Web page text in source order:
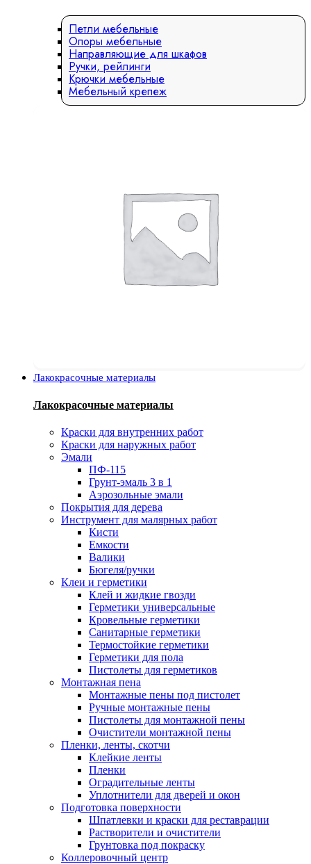
Петли мебельные
Опоры мебельные
Направляющие для шкафов
Ручки, рейлинги
Крючки мебельные
Мебельный крепеж
Лакокрасочные материалы
Лакокрасочные материалы
Краски для внутренних работ
Краски для наружных работ
Эмали
ПФ-115
Грунт-эмаль 3 в 1
Аэрозольные эмали
Покрытия для дерева
Инструмент для малярных работ
Кисти
Емкости
Валики
Бюгеля/ручки
Клеи и герметики
Клей и жидкие гвозди
Герметики универсальные
Кровельные герметики
Санитарные герметики
Термостойкие герметики
Герметики для пола
Пистолеты для герметиков
Монтажная пена
Монтажные пены под пистолет
Ручные монтажные пены
Пистолеты для монтажной пены
Очистители монтажной пены
Пленки, ленты, скотчи
Клейкие ленты
Пленки
Оградительные ленты
Уплотнители для дверей и окон
Подготовка поверхности
Шпатлевки и краски для реставрации
Растворители и очистители
Грунтовка под покраску
Коллеровочный центр